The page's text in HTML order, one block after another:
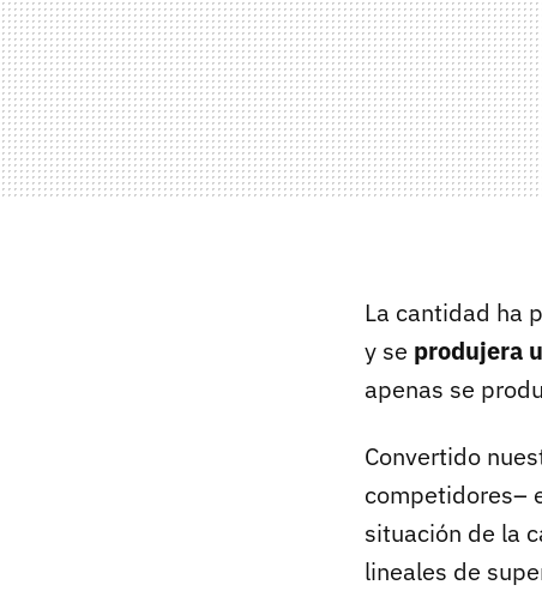
La cantidad ha
y se produjera
apenas se
Convertido
competidores–
situación de la
lineales de